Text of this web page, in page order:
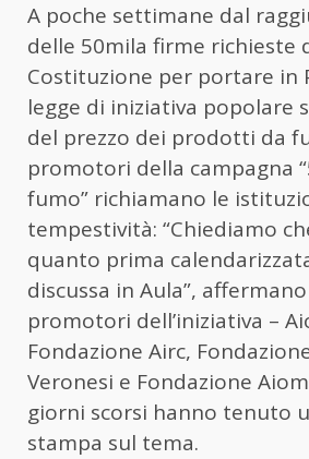
A poche settimane dal
delle 50mila firme richieste
Costituzione per portare in
legge di iniziativa popolare
del prezzo dei prodotti da
promotori della campagna
fumo” richiamano le
tempestività: “Chiediamo
quanto prima
discussa in Aula”,
promotori dell’iniziativa –
Fondazione Airc,
Veronesi e Fondazione
giorni scorsi hanno tenuto
stampa sul tema.